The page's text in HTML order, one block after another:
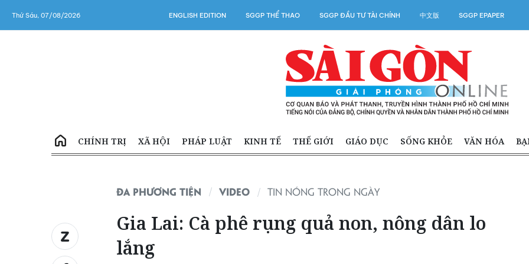
Thứ Sáu, 07/08/2026 ENGLISH EDITION SGGP THỂ THAO SGGP ĐẦU TƯ TÀI CHÍNH 中文版 SGGP EPAPER
CHÍNH TRỊ XÃ HỘI PHÁP LUẬT KINH TẾ THẾ GIỚI GIÁO DỤC SỐNG KHỎE VĂN HÓA
ĐA PHƯƠNG TIỆN VIDEO TIN NÓNG TRONG NGÀY
Gia Lai: Cà phê rụng quả non, nông dân lo
lắng